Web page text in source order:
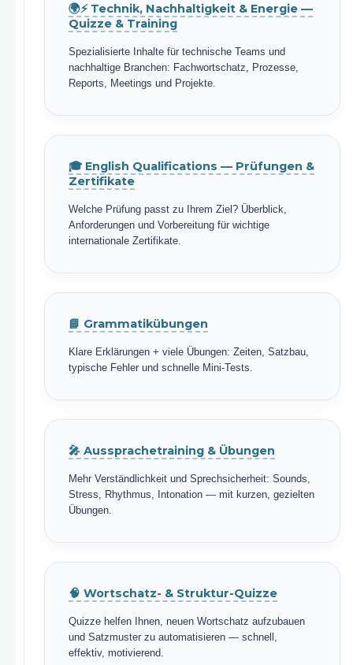
🌍⚡ Technik, Nachhaltigkeit & Energie —
Quizze & Training
Spezialisierte Inhalte für technische Teams und
nachhaltige Branchen: Fachwortschatz, Prozesse,
Reports, Meetings und Projekte.
🎓 English Qualifications — Prüfungen &
Zertifikate
Welche Prüfung passt zu Ihrem Ziel? Überblick,
Anforderungen und Vorbereitung für wichtige
internationale Zertifikate.
📘 Grammatikübungen
Klare Erklärungen + viele Übungen: Zeiten, Satzbau,
typische Fehler und schnelle Mini-Tests.
🎤 Aussprachetraining & Übungen
Mehr Verständlichkeit und Sprechsicherheit: Sounds,
Stress, Rhythmus, Intonation — mit kurzen, gezielten
Übungen.
🧠 Wortschatz- & Struktur-Quizze
Quizze helfen Ihnen, neuen Wortschatz aufzubauen
und Satzmuster zu automatisieren — schnell,
effektiv, motivierend.